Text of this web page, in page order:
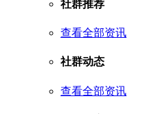
社群推荐
查看全部资讯
社群动态
查看全部资讯